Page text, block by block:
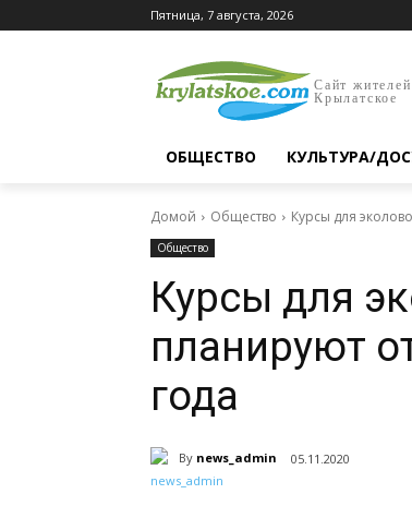
Пятница, 7 августа, 2026
Сайт
Крылатское
ОБЩЕСТВО КУЛЬТУРА/
Домой Общество Курсы для
Общество
Курсы для
планируют
года
By news_admin 05.11.2020